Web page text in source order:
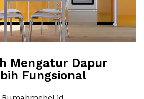
Mengatur Dapur
Fungsional